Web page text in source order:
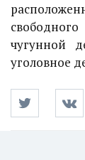
чугунной
уголовное